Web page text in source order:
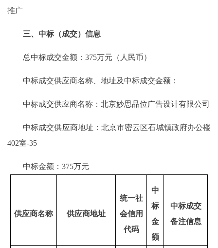
推广
三、中标（成交）信息
总中标成交金额：375万元（人民币）
中标成交供应商名称、地址及中标成交金额：
中标成交供应商名称：北京妙思品位广告设计有限公司
中标成交供应商地址：北京市密云区石城镇政府办公楼
402室-35
中标金额：375万元
供应商名称 供应商地址
统一社
会信用
代码
中
标
金
额
中标成交
备注信息